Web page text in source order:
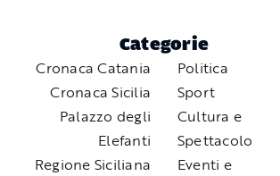
Categorie
Cronaca Catania
Cronaca Sicilia
Palazzo degli
Elefanti
Regione Siciliana
Politica
Sport
Cultura e
Spettacolo
Eventi e